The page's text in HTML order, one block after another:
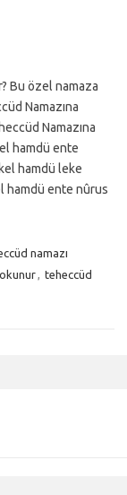
Bu özel namaza
Namazına
Namazına
hamdü ente
hamdü leke
hamdü ente nûrus
namazı
, teheccüd